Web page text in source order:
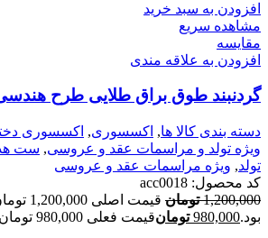
افزودن به سبد خرید
مشاهده سریع
مقایسه
افزودن به علاقه مندی
گردنبند طوق براق طلایی طرح
دسته بندی کالا ها, اکسسوری, اکسسوری
ویژه تولد و مراسمات عقد و عروسی, ست
تولد, ویژه مراسمات عقد و عروسی
کد محصول: acc0018
1,200,000 تومان
قیمت اصلی
بود.980,000 تومانقیمت فعلی 980,000 تومان است.